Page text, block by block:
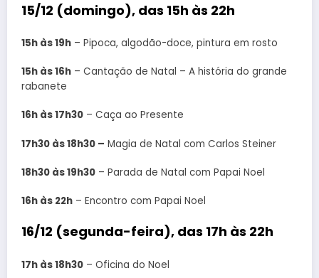
15/12 (domingo), das 15h às 22h
15h às 19h – Pipoca, algodão-doce, pintura em rosto
15h às 16h – Cantação de Natal – A história do grande
rabanete
16h às 17h30 – Caça ao Presente
17h30 às 18h30 – Magia de Natal com Carlos Steiner
18h30 às 19h30 – Parada de Natal com Papai Noel
16h às 22h – Encontro com Papai Noel
16/12 (segunda-feira), das 17h às 22h
17h às 18h30 – Oficina do Noel